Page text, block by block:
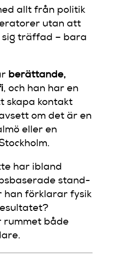
allt från politik
utan att
sig träffad – bara
berättande,
, och han har en
skapa kontakt
om det är en
eller en
har ibland
stand-
han förklarar fysik
rummet både